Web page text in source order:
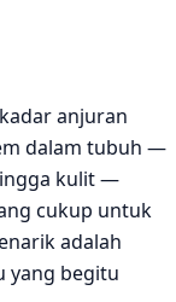
anjuran
dalam tubuh —
kulit —
cukup untuk
adalah
yang begitu